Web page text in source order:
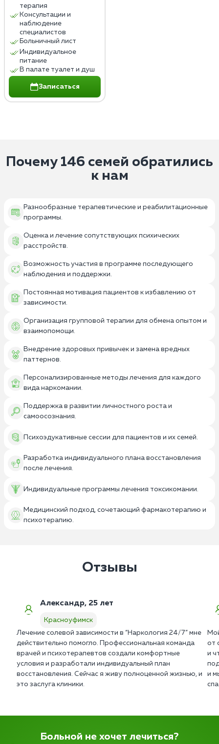
терапия
Консультации и
наблюдение
специалистов
Больничный лист
Индивидуальное
питание
В палате туалет и душ
Записаться
Почему 146 семей обратились
к нам
Разнообразные терапевтические и реабилитационные
программы.
Оценка и лечение сопутствующих психических
расстройств.
Возможность участия в программе последующего
наблюдения и поддержки.
Постоянная мотивация пациентов к избавлению от
зависимости.
Организация групповой терапии для обмена опытом и
взаимопомощи.
Внедрение здоровых привычек и замена вредных
паттернов.
Персонализированные методы лечения для каждого
вида наркомании.
Поддержка в развитии личностного роста и
самоосознания.
Психоэдукативные сессии для пациентов и их семей.
Разработка индивидуального плана восстановления
после лечения.
Индивидуальные программы лечения токсикомании.
Медицинский подход, сочетающий фармакотерапию и
психотерапию.
Отзывы
Александр, 25 лет
Красноуфимск
Лечение солевой зависимости в “Наркология 24/7” мне
действительно помогло. Профессиональная команда
врачей и психотерапевтов создали комфортные
условия и разработали индивидуальный план
восстановления. Сейчас я живу полноценной жизнью, и
это заслуга клиники.
от
и
и
Больной не хочет лечиться?